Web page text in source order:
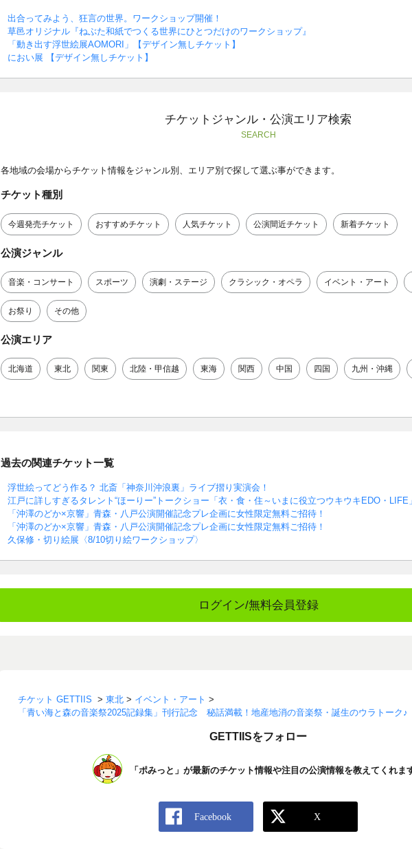
出合ってみよう、狂言の世界。ワークショップ開催！
草邑オリジナル『ねぶた和紙でつくる世界にひとつだけのワークショップ』
「動き出す浮世絵展AOMORI」【デザイン無しチケット】
におい展 【デザイン無しチケット】
チケットジャンル・公演エリア検索
SEARCH
各地域の会場からチケット情報をジャンル別、エリア別で探して選ぶ事ができます。
チケット種別
今週発売チケット おすすめチケット 人気チケット 公演間近チケット 新着チケット
公演ジャンル
音楽・コンサート スポーツ 演劇・ステージ クラシック・オペラ イベント・アート
お祭り その他
公演エリア
北海道 東北 関東 北陸・甲信越 東海 関西 中国 四国 九州・沖縄
過去の関連チケット一覧
浮世絵ってどう作る？ 北斎「神奈川沖浪裏」ライブ摺り実演会！
江戸に詳しすぎるタレント“ほーりー”トークショー「衣・食・住～いまに役立つウキウキEDO・
「沖澤のどか×京響」青森・八戸公演開催記念プレ企画に女性限定無料ご招待！
「沖澤のどか×京響」青森・八戸公演開催記念プレ企画に女性限定無料ご招待！
久保修・切り絵展〈8/10切り絵ワークショップ〉
ログイン/無料会員登録
チケット GETTIIS > 東北 > イベント・アート >
「青い海と森の音楽祭2025記録集」刊行記念 秘話満載！地産地消の音楽祭・誕生のウラトーク♪
GETTIISをフォロー
「ポみっと」が最新のチケット情報や注目の公演情報を教えてくれま